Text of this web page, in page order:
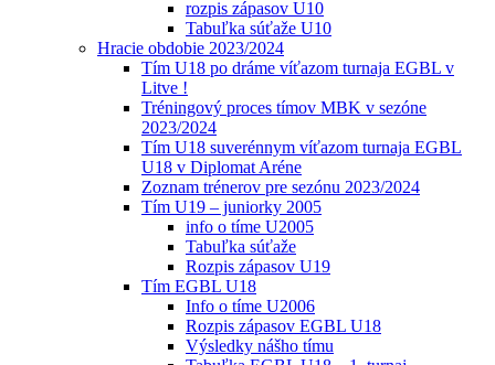
rozpis zápasov U10
Tabuľka súťaže U10
Hracie obdobie 2023/2024
Tím U18 po dráme víťazom turnaja EGBL v
Litve !
Tréningový proces tímov MBK v sezóne
2023/2024
Tím U18 suverénnym víťazom turnaja EGBL
U18 v Diplomat Aréne
Zoznam trénerov pre sezónu 2023/2024
Tím U19 – juniorky 2005
info o tíme U2005
Tabuľka súťaže
Rozpis zápasov U19
Tím EGBL U18
Info o tíme U2006
Rozpis zápasov EGBL U18
Výsledky nášho tímu